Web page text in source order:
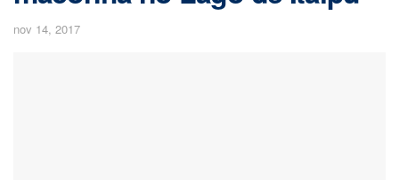
nov 14, 2017